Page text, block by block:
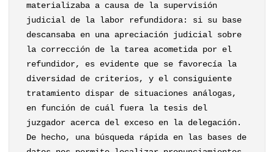
materializaba a causa de la supervisión
judicial de la labor refundidora: si su base
descansaba en una apreciación judicial sobre
la corrección de la tarea acometida por el
refundidor, es evidente que se favorecía la
diversidad de criterios, y el consiguiente
tratamiento dispar de situaciones análogas,
en función de cuál fuera la tesis del
juzgador acerca del exceso en la delegación.
De hecho, una búsqueda rápida en las bases de